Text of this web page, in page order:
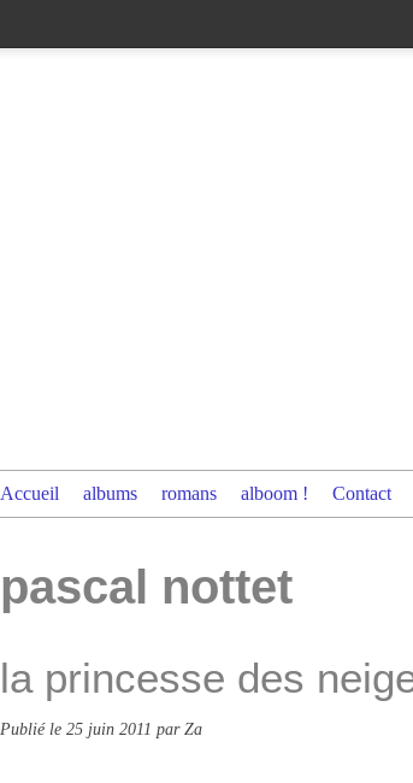
Accueil albums romans alboom ! Contact
pascal nottet
la princesse des
Publié le 25 juin 2011 par Za